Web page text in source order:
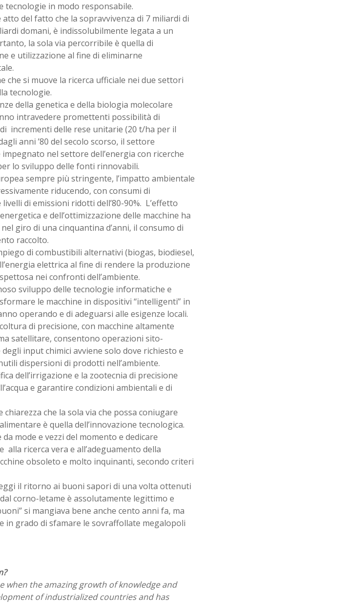
tecnologie in modo responsabile.
del fatto che la sopravvivenza di 7 miliardi di
domani, è indissolubilmente legata a un
la sola via percorribile è quella di
e utilizzazione al fine di eliminarne
che si muove la ricerca ufficiale nei due settori
tecnologie.
della genetica e della biologia molecolare
intravedere promettenti possibilità di
incrementi delle rese unitarie (20 t/ha per il
anni ’80 del secolo scorso, il settore
nel settore dell’energia con ricerche
lo sviluppo delle fonti rinnovabili.
sempre più stringente, l’impatto ambientale
riducendo, con consumi di
di emissioni ridotti dell’80-90%. L’effetto
e dell’ottimizzazione delle macchine ha
giro di una cinquantina d’anni, il consumo di
raccolto.
di combustibili alternativi (biogas, biodiesel,
elettrica al fine di rendere la produzione
nei confronti dell’ambiente.
sviluppo delle tecnologie informatiche e
le macchine in dispositivi “intelligenti” in
operando e di adeguarsi alle esigenze locali.
di precisione, con macchine altamente
satellitare, consentono operazioni sito-
input chimici avviene solo dove richiesto e
dispersioni di prodotti nell’ambiente.
dell’irrigazione e la zootecnia di precisione
e garantire condizioni ambientali e di
che la sola via che possa coniugare
è quella dell’innovazione tecnologica.
mode e vezzi del momento e dedicare
ricerca vera e all’adeguamento della
obsoleto e molto inquinanti, secondo criteri
il ritorno ai buoni sapori di una volta ottenuti
corno-letame è assolutamente legittimo e
si mangiava bene anche cento anni fa, ma
grado di sfamare le sovraffollate megalopoli
when the amazing growth of knowledge and
of industrialized countries and has